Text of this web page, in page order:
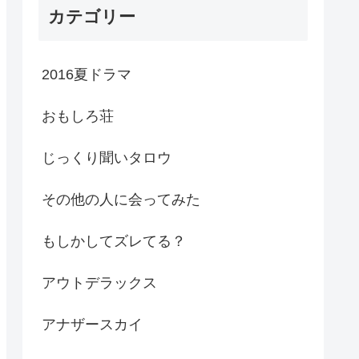
カテゴリー
2016夏ドラマ
おもしろ荘
じっくり聞いタロウ
その他の人に会ってみた
もしかしてズレてる？
アウトデラックス
アナザースカイ